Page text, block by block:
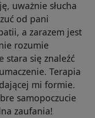
uważnie słucha
od pani
a zarazem jest
rozumie
stara się znaleźć
Terapia
mi formie.
samopoczucie
zaufania!